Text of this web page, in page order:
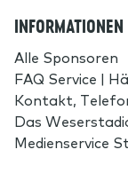
INFORMATIONEN
Alle Sponsoren
FAQ Service |
Kontakt,
Das
Medienservice